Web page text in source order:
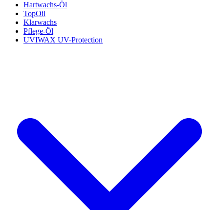
Hartwachs-Öl
TopOil
Klarwachs
Pflege-Öl
UVIWAX UV-Protection